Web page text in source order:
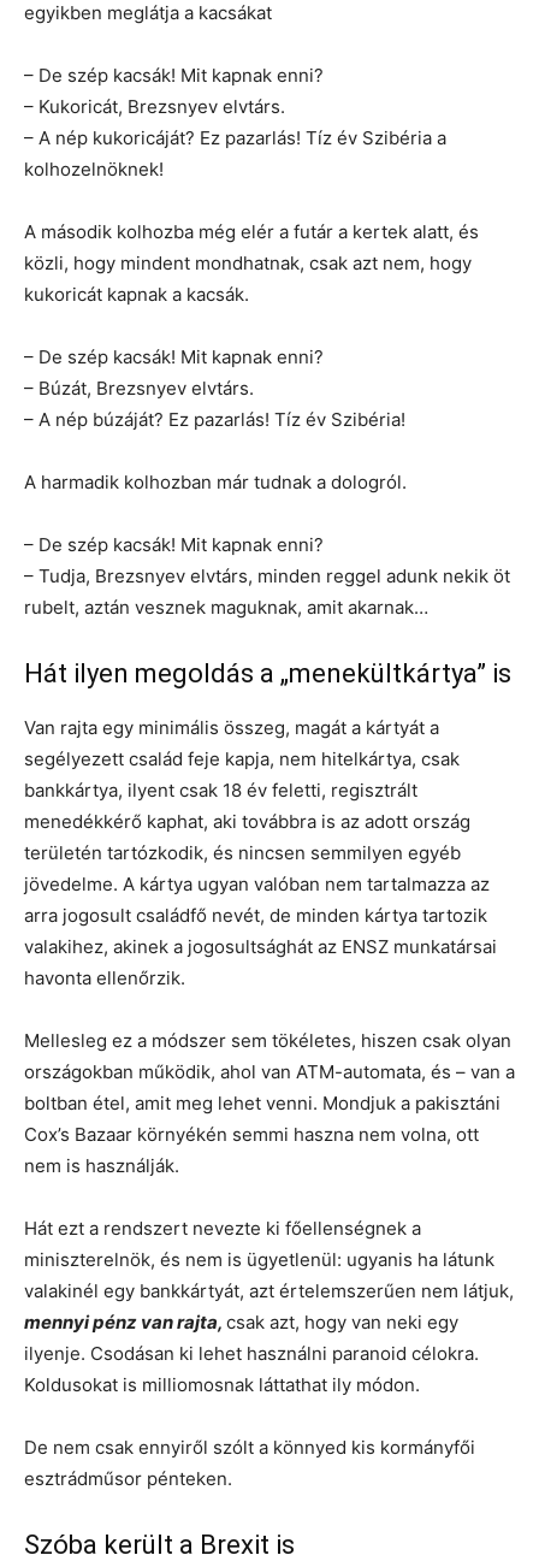
egyikben meglátja a kacsákat
– De szép kacsák! Mit kapnak enni?
– Kukoricát, Brezsnyev elvtárs.
– A nép kukoricáját? Ez pazarlás! Tíz év Szibéria a
kolhozelnöknek!
A második kolhozba még elér a futár a kertek alatt, és
közli, hogy mindent mondhatnak, csak azt nem, hogy
kukoricát kapnak a kacsák.
– De szép kacsák! Mit kapnak enni?
– Búzát, Brezsnyev elvtárs.
– A nép búzáját? Ez pazarlás! Tíz év Szibéria!
A harmadik kolhozban már tudnak a dologról.
– De szép kacsák! Mit kapnak enni?
– Tudja, Brezsnyev elvtárs, minden reggel adunk nekik öt
rubelt, aztán vesznek maguknak, amit akarnak…
Hát ilyen megoldás a „menekültkártya” is
Van rajta egy minimális összeg, magát a kártyát a
segélyezett család feje kapja, nem hitelkártya, csak
bankkártya, ilyent csak 18 év feletti, regisztrált
menedékkérő kaphat, aki továbbra is az adott ország
területén tartózkodik, és nincsen semmilyen egyéb
jövedelme. A kártya ugyan valóban nem tartalmazza az
arra jogosult családfő nevét, de minden kártya tartozik
valakihez, akinek a jogosultsághát az ENSZ munkatársai
havonta ellenőrzik.
Mellesleg ez a módszer sem tökéletes, hiszen csak olyan
országokban működik, ahol van ATM-automata, és – van a
boltban étel, amit meg lehet venni. Mondjuk a pakisztáni
Cox’s Bazaar környékén semmi haszna nem volna, ott
nem is használják.
Hát ezt a rendszert nevezte ki főellenségnek a
miniszterelnök, és nem is ügyetlenül: ugyanis ha látunk
valakinél egy bankkártyát, azt értelemszerűen nem látjuk,
mennyi pénz van rajta, csak azt, hogy van neki egy
ilyenje. Csodásan ki lehet használni paranoid célokra.
Koldusokat is milliomosnak láttathat ily módon.
De nem csak ennyiről szólt a könnyed kis kormányfői
esztrádműsor pénteken.
Szóba került a Brexit is